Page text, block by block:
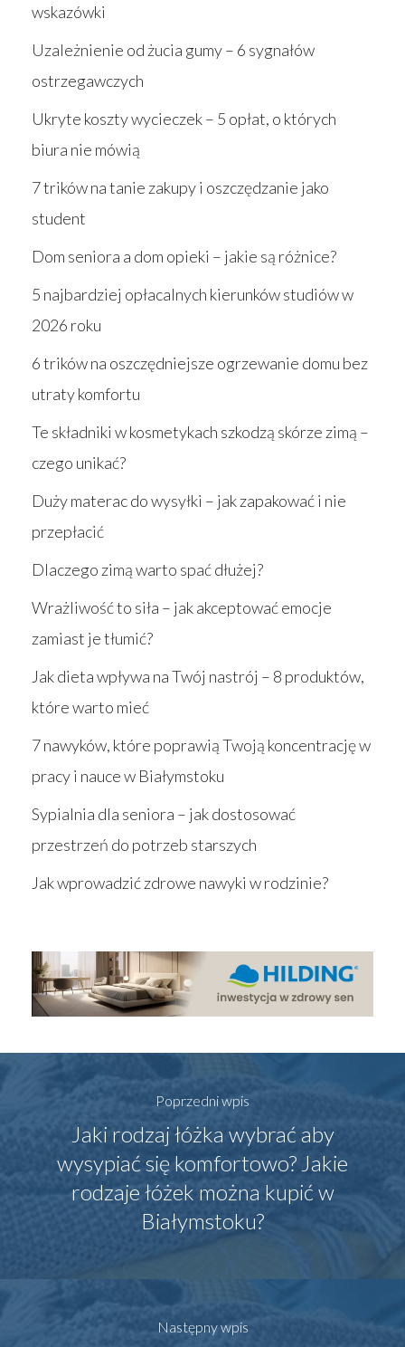
wskazówki
Uzależnienie od żucia gumy – 6 sygnałów
ostrzegawczych
Ukryte koszty wycieczek – 5 opłat, o których
biura nie mówią
7 trików na tanie zakupy i oszczędzanie jako
student
Dom seniora a dom opieki – jakie są różnice?
5 najbardziej opłacalnych kierunków studiów w
2026 roku
6 trików na oszczędniejsze ogrzewanie domu bez
utraty komfortu
Te składniki w kosmetykach szkodzą skórze zimą –
czego unikać?
Duży materac do wysyłki – jak zapakować i nie
przepłacić
Dlaczego zimą warto spać dłużej?
Wrażliwość to siła – jak akceptować emocje
zamiast je tłumić?
Jak dieta wpływa na Twój nastrój – 8 produktów,
które warto mieć
7 nawyków, które poprawią Twoją koncentrację w
pracy i nauce w Białymstoku
Sypialnia dla seniora – jak dostosować
przestrzeń do potrzeb starszych
Jak wprowadzić zdrowe nawyki w rodzinie?
Poprzedni wpis
Jaki rodzaj łóżka wybrać aby
wysypiać się komfortowo? Jakie
rodzaje łóżek można kupić w
Białymstoku?
Następny wpis